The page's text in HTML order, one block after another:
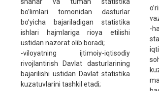
shahar va tuman statistika
bo’limlari tomonidan dasturlar
bo’yicha bajariladigan statistika
ishlari hajmlariga rioya etilishi
ustidan nazorat olib boradi;
-viloyatning ijtimoiy-iqtisodiy
rivojlantirish Davlat dasturlarining
bajarilishi ustidan Davlat statistika
kuzatuvlarini tashkil etadi;
-